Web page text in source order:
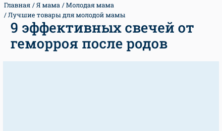
Главная Я мама
Молодая мама
Лучшие товары для молодой мамы
9 эффективных свечей от
геморроя после родов